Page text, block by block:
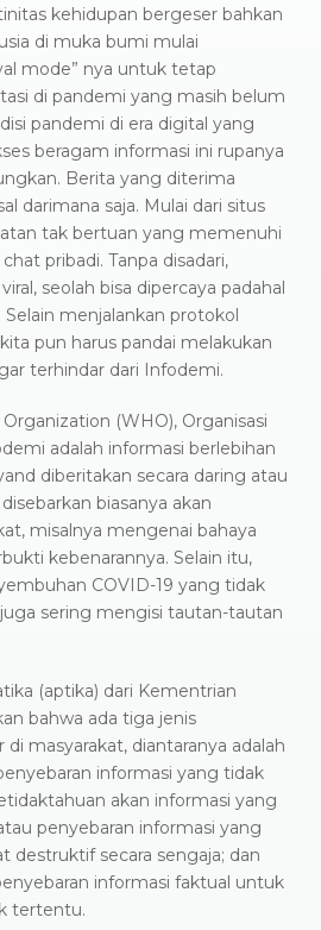
kehidupan bergeser bahkan
di muka bumi mulai
mode” nya untuk tetap
di pandemi yang masih belum
pandemi di era digital yang
beragam informasi ini rupanya
Berita yang diterima
darimana saja. Mulai dari situs
tak bertuan yang memenuhi
pribadi. Tanpa disadari,
seolah bisa dipercaya padahal
menjalankan protokol
pun harus pandai melakukan
terhindar dari Infodemi.
(WHO), Organisasi
adalah informasi berlebihan
diberitakan secara daring atau
biasanya akan
misalnya mengenai bahaya
kebenarannya. Selain itu,
COVID-19 yang tidak
sering mengisi tautan-tautan
(aptika) dari Kementrian
bahwa ada tiga jenis
masyarakat, diantaranya adalah
informasi yang tidak
akan informasi yang
penyebaran informasi yang
destruktif secara sengaja; dan
informasi faktual untuk
tertentu.